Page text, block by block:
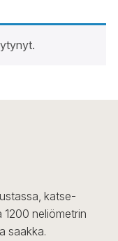
katse-
neliömetrin
saakka.